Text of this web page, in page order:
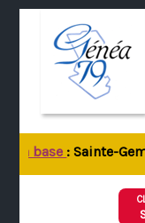
la base: Sainte-